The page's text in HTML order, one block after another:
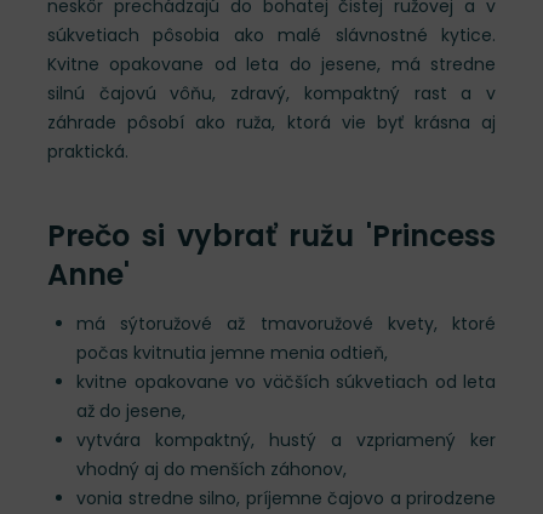
neskôr prechádzajú do bohatej čistej ružovej a v
súkvetiach pôsobia ako malé slávnostné kytice.
Kvitne opakovane od leta do jesene, má stredne
silnú čajovú vôňu, zdravý, kompaktný rast a v
záhrade pôsobí ako ruža, ktorá vie byť krásna aj
praktická.
Prečo si vybrať ružu 'Princess
Anne'
má sýtoružové až tmavoružové kvety, ktoré
počas kvitnutia jemne menia odtieň,
kvitne opakovane vo väčších súkvetiach od leta
až do jesene,
vytvára kompaktný, hustý a vzpriamený ker
vhodný aj do menších záhonov,
vonia stredne silno, príjemne čajovo a prirodzene